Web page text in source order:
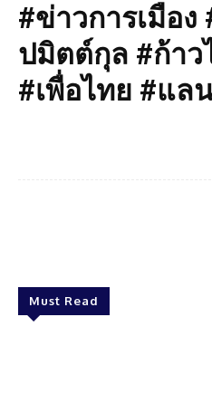
#ข่าวการเมือ
ปมิตต์กุล #ก้าว
#เพื่อไทย #แล
Must Read